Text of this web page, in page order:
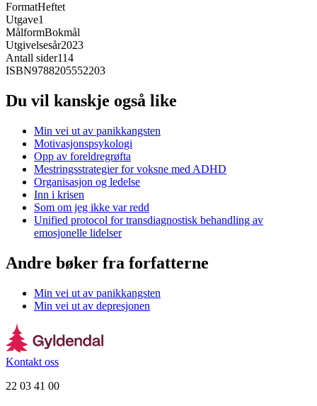
FormatHeftet
Utgave1
MålformBokmål
Utgivelsesår2023
Antall sider114
ISBN9788205552203
Du vil kanskje også like
Min vei ut av panikkangsten
Motivasjonspsykologi
Opp av foreldregrøfta
Mestringsstrategier for voksne med ADHD
Organisasjon og ledelse
Inn i krisen
Som om jeg ikke var redd
Unified protocol for transdiagnostisk behandling av
emosjonelle lidelser
Andre bøker fra forfatterne
Min vei ut av panikkangsten
Min vei ut av depresjonen
Kontakt oss
22 03 41 00